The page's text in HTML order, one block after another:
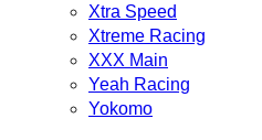
Xtra Speed
Xtreme Racing
XXX Main
Yeah Racing
Yokomo